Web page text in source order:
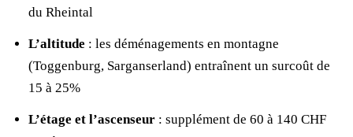
du Rheintal
L’altitude : les déménagements en montagne
(Toggenburg, Sarganserland) entraînent un surcoût de
15 à 25%
L’étage et l’ascenseur : supplément de 60 à 140 CHF